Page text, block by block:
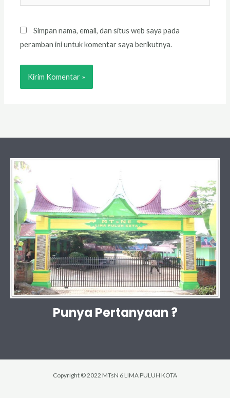
web
Simpan nama, email, dan situs web saya pada
peramban ini untuk komentar saya berikutnya.
Punya Pertanyaan ?
Copyright © 2022 MTsN 6 LIMA PULUH KOTA